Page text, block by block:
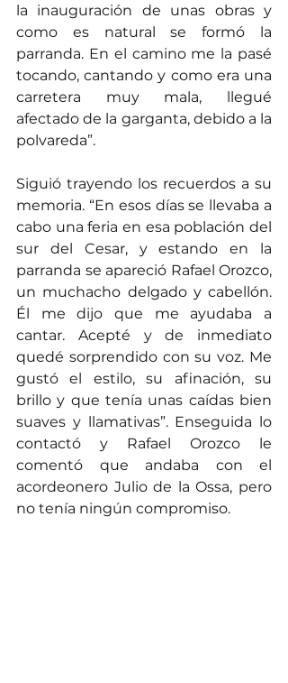
la inauguración de unas obras y
como es natural se formó la
parranda. En el camino me la pasé
tocando, cantando y como era una
carretera muy mala, llegué
afectado de la garganta, debido a la
polvareda”.
Siguió trayendo los recuerdos a su
memoria. “En esos días se llevaba a
cabo una feria en esa población del
sur del Cesar, y estando en la
parranda se apareció Rafael Orozco,
un muchacho delgado y cabellón.
Él me dijo que me ayudaba a
cantar. Acepté y de inmediato
quedé sorprendido con su voz. Me
gustó el estilo, su afinación, su
brillo y que tenía unas caídas bien
suaves y llamativas”. Enseguida lo
contactó y Rafael Orozco le
comentó que andaba con el
acordeonero Julio de la Ossa, pero
no tenía ningún compromiso.